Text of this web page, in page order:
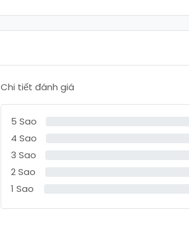
Chi tiết đánh giá
5 Sao
4 Sao
3 Sao
2 Sao
1 Sao